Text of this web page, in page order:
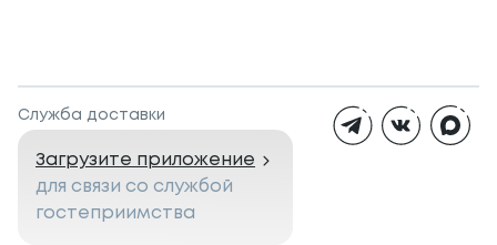
Служба доставки
Загрузите приложение
для связи со службой
гостеприимства